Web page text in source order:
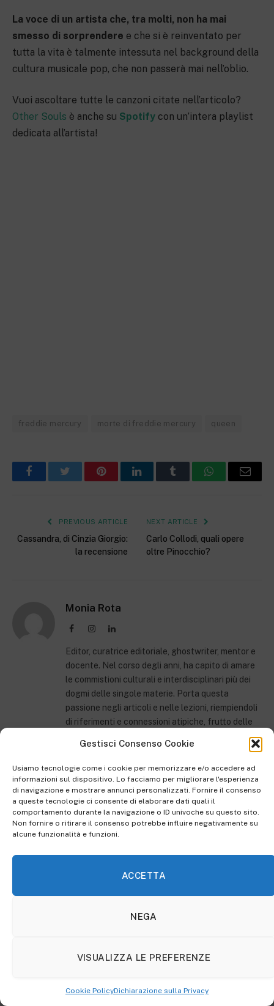
Gestisci Consenso Cookie
Usiamo tecnologie come i cookie per memorizzare e/o accedere ad
informazioni sul dispositivo. Lo facciamo per migliorare l'esperienza
di navigazione e mostrare annunci personalizzati. Fornire il consenso
a queste tecnologie ci consente di elaborare dati quali il
comportamento durante la navigazione o ID univoche su questo sito.
Non fornire o ritirare il consenso potrebbe influire negativamente su
alcune funzionalità e funzioni.
ACCETTA
NEGA
VISUALIZZA LE PREFERENZE
Cookie PolicyDichiarazione sulla Privacy
La voce di un artista che, tra molti, non ha mai
smesso di sorprendere e che si è reinventato per
tutta la vita è talmente intessuta nel background della
cultura musicale pop, che non passerà mai nell’oblio.
Vuoi ascoltare tutte le canzoni citate nell’articolo?
Other Souls è anche su Spotify con un’intera playlist
dedicata all’artista!
freddie mercury morte di freddie mercury queen
FacebookTwitter PinterestLinkedInTumblr WhatsAppEmail
PREVIOUS ARTICLE
Cassandra, di Cinzia Giorgio:
la recensione
NEXT ARTICLE
Carlo Collodi, quali opere
oltre Pinocchio?
Monia Rota
FacebookInstagramLinkedIn
Editor, curatrice editoriale, ghostwriter, mentor e
docente. Nel corso degli anni, ha capito di amare
le commistioni culturali e interdisciplinari più dei
dogmi delle singole materie. Porta questa
passione negli articoli e nelle lezioni, riempiendoli
di riferimenti e connessioni atipiche, frutto delle
campi dell’editoria.
RELATED POSTS